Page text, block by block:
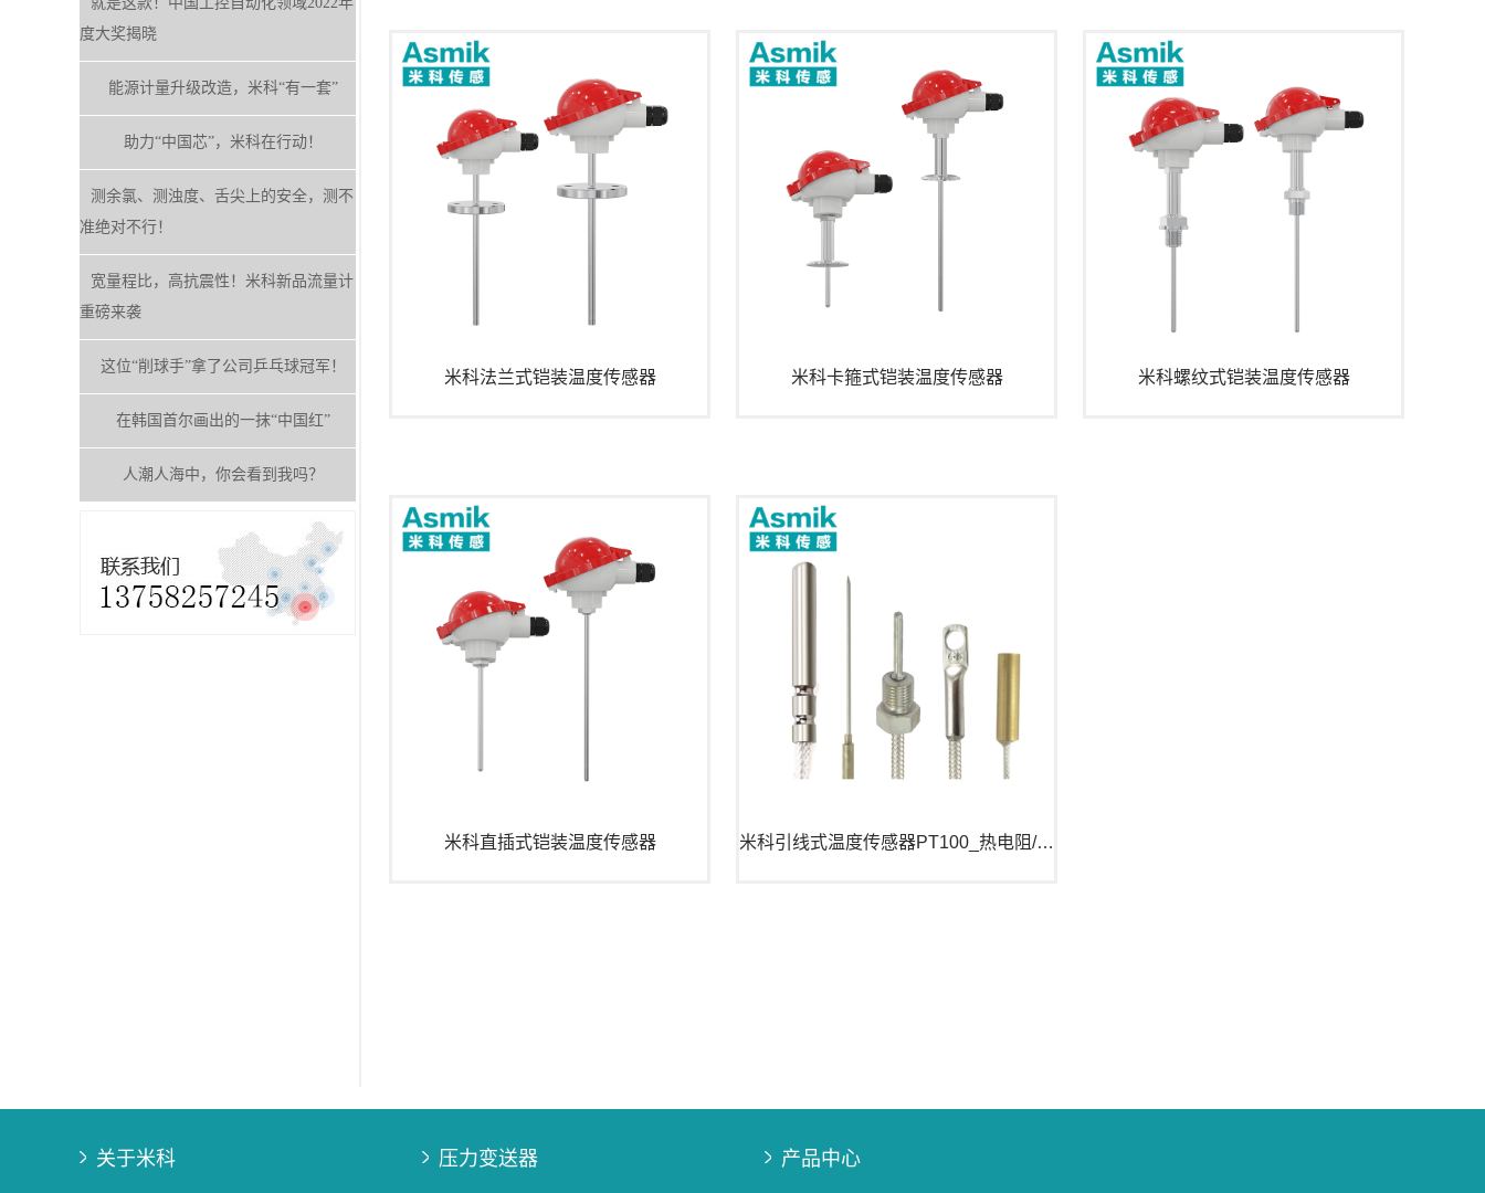
度大奖揭晓
能源计量升级改造，米科“有一套”
助力“中国芯”，米科在行动！
测余氯、测浊度、舌尖上的安全，测不
准绝对不行！
宽量程比，高抗震性！米科新品流量计
重磅来袭
这位“削球手”拿了公司乒乓球冠军！
在韩国首尔画出的一抹“中国红”
人潮人海中，你会看到我吗？
米科法兰式铠装温度传感器 米科卡箍式铠装温度传感器 米科螺纹式铠装温度传感器
米科直插式铠装温度传感器 米科引线式温度传感器PT100_热电阻/热电偶
关于米科 压力变送器 产品中心